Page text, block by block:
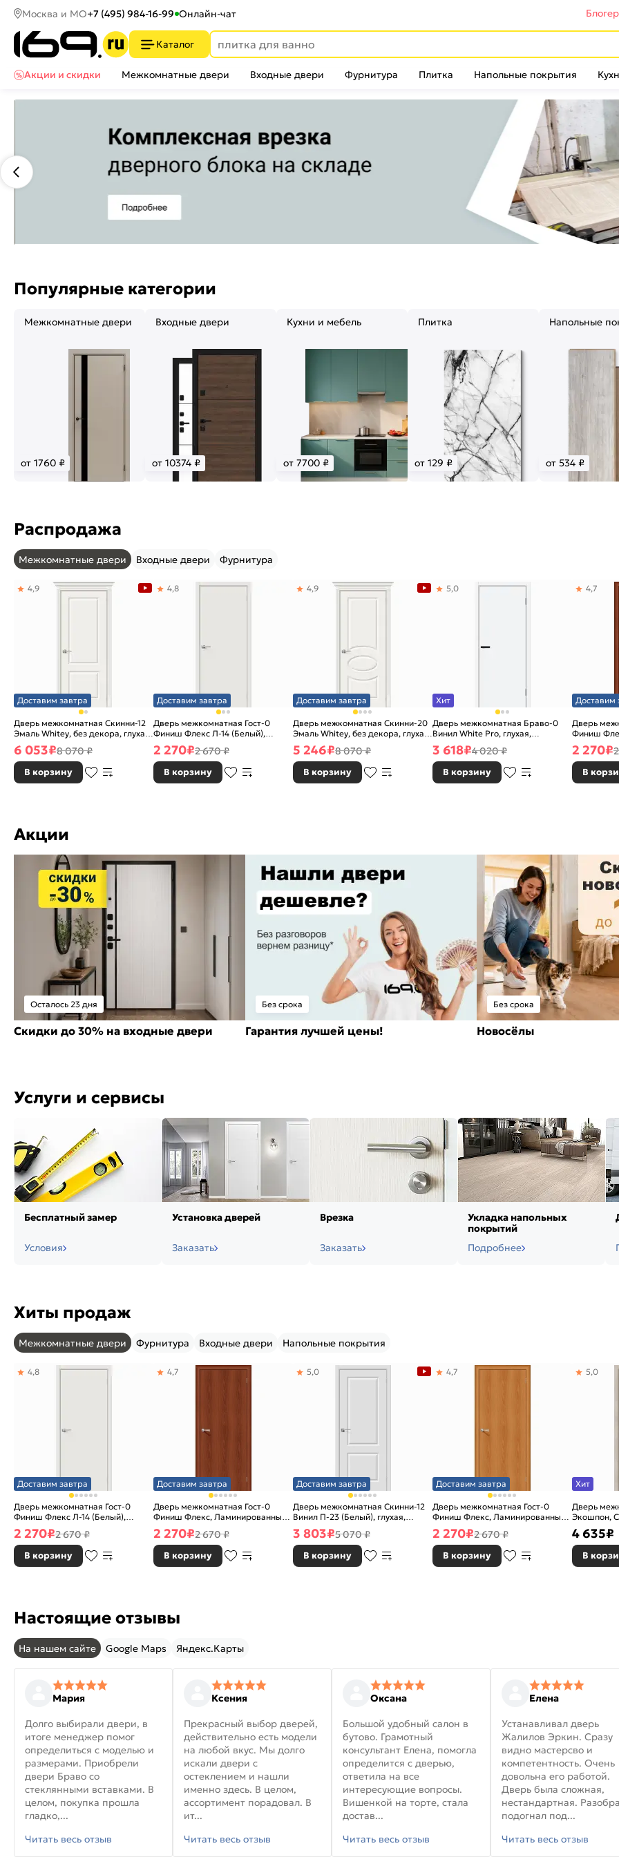
Москва и МО+7 (495) 984-16-99 Онлайн-чат
Каталог
Акции и скидки
Межкомнатные двери Входные двери Фурнитура Плитка Напольные покрытия
Популярные категории
Межкомнатные двери
от 1760 ₽
Входные двери
от 10374 ₽
Кухни и мебель
от 7700 ₽
Плитка
от 129 ₽
Напольные
от 534 ₽
Распродажа
Межкомнатные двери Входные двери Фурнитура
Доставим завтра
Дверь межкомнатная Скинни-12
Эмаль Whitey, без декора, глухая,
без стекла, без кромки, скиновая
4,9
6 053₽8 070 ₽
В корзину
Доставим завтра
Дверь межкомнатная Гост-0
Финиш Флекс Л-14 (Белый),
глухая, каркасно-щитовая
4,8
2 270₽2 670 ₽
В корзину
Доставим завтра
Дверь межкомнатная Скинни-20
Эмаль Whitey, без декора, глухая,
без стекла, без кромки, скиновая
4,9
5 246₽8 070 ₽
В корзину
Хит
Дверь межкомнатная Браво-0
Винил White Pro, глухая,
каркасно-щитовая
5,0
3 618₽4 020 ₽
В корзину
Доставим
Дверь
Финиш
Л-11
каркасно-
4,7
2 270₽
В
Акции
Осталось 23 дня
Скидки до 30% на входные двери
Без срока
Гарантия лучшей цены!
Без срока
Новосёлы
Услуги и сервисы
Бесплатный замер
Условия
Установка дверей
Заказать
Врезка
Заказать
Укладка напольных
покрытий
Подробнее
Хиты продаж
Межкомнатные двери Фурнитура Входные двери Напольные покрытия
Доставим завтра
Дверь межкомнатная Гост-0
Финиш Флекс Л-14 (Белый),
глухая, каркасно-щитовая
4,8
2 270₽2 670 ₽
В корзину
Доставим завтра
Дверь межкомнатная Гост-0
Финиш Флекс, Ламинированные
Л-11 (ИталОрех), глухая,
каркасно-щитовая
4,7
2 270₽2 670 ₽
В корзину
Доставим завтра
Дверь межкомнатная Скинни-12
Винил П-23 (Белый), глухая,
скиновая
5,0
3 803₽5 070 ₽
В корзину
Доставим завтра
Дверь межкомнатная Гост-0
Финиш Флекс, Ламинированные
Л-12 (МиланОрех), глухая,
каркасно-щитовая
4,7
2 270₽2 670 ₽
В корзину
Хит
Дверь
Экошпон,
5,0
4 635₽
В
Настоящие отзывы
На нашем сайте Google Maps Яндекс.Карты
Мария
Долго выбирали двери, в
итоге менеджер помог
определиться с моделью и
размерами. Приобрели
двери Браво со
стеклянными вставками. В
целом, покупка прошла
гладко,...
Читать весь отзыв
Ксения
Прекрасный выбор дверей,
действительно есть модели
на любой вкус. Мы долго
искали двери с
остеклением и нашли
именно здесь. В целом,
ассортимент порадовал. В
ит...
Читать весь отзыв
Оксана
Большой удобный салон в
бутово. Грамотный
консультант Елена, помогла
определится с дверью,
ответила на все
интересующие вопросы.
Вишенкой на торте, стала
достав...
Читать весь отзыв
Елена
Устанавливал дверь
Жалилов Эркин. Сразу
видно мастерсво и
компетентность. Очень
довольна его работой.
Дверь была сложная,
нестандартная.
подогнал под...
Читать весь отзыв